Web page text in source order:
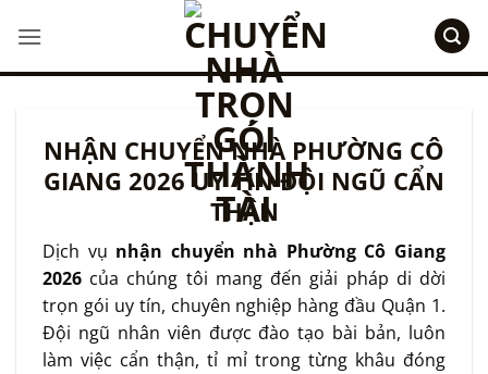
qua
nội
NHẬN CHUYỂN NHÀ PHƯỜNG CÔ
GIANG 2026 UY TÍN ĐỘI NGŨ CẨN
THẬN
Dịch vụ nhận chuyển nhà Phường Cô Giang
2026 của chúng tôi mang đến giải pháp di dời
trọn gói uy tín, chuyên nghiệp hàng đầu Quận 1.
Đội ngũ nhân viên được đào tạo bài bản, luôn
làm việc cẩn thận, tỉ mỉ trong từng khâu đóng